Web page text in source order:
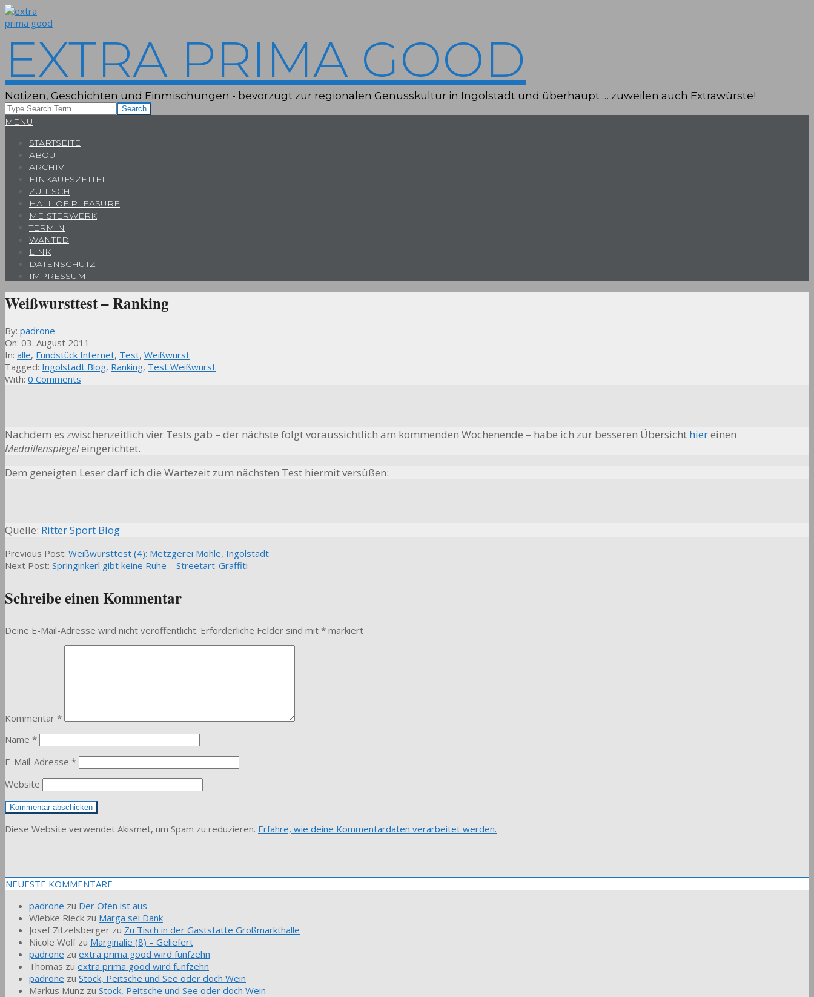
Skip
to
EXTRA PRIMA GOOD
Notizen, Geschichten und Einmischungen - bevorzugt zur regionalen Genusskultur in Ingolstadt und überhaupt … zuweilen auch Extrawürste!
Search
Primary
MENU
STARTSEITE
ABOUT
ARCHIV
EINKAUFSZETTEL
ZU TISCH
HALL OF PLEASURE
MEISTERWERK
TERMIN
WANTED
LINK
DATENSCHUTZ
IMPRESSUM
Weißwursttest – Ranking
By: padrone
On: 03. August 2011
In: alle, Fundstück Internet, Test, Weißwurst
Tagged: Ingolstadt Blog, Ranking, Test Weißwurst
With: 0 Comments
Nachdem es zwischenzeitlich vier Tests gab – der nächste folgt voraussichtlich am kommenden Wochenende – habe ich zur besseren Übersicht hiereinen
Medaillenspiegeleingerichtet.
Dem geneigten Leser darf ich die Wartezeit zum nächsten Test hiermit versüßen:
Quelle: Ritter Sport Blog
2011-
08-
Previous Post: Weißwursttest (4): Metzgerei Möhle, Ingolstadt
Next Post: Springinkerl gibt keine Ruhe – Streetart-Graffiti
Schreibe einen Kommentar
Deine E-Mail-Adresse wird nicht veröffentlicht. Erforderliche Felder sind mit * markiert
Kommentar *
Name *
E-Mail-Adresse *
Website
Diese Website verwendet Akismet, um Spam zu reduzieren. Erfahre, wie deine Kommentardaten verarbeitet werden.
NEUESTE KOMMENTARE
padrone zu Der Ofen ist aus
Wiebke Rieck zu Marga sei Dank
Josef Zitzelsberger zu Zu Tisch in der Gaststätte Großmarkthalle
Nicole Wolfzu Marginalie (8) – Geliefert
padrone zu extra prima good wird fünfzehn
Thomas zu extra prima good wird fünfzehn
padrone zu Stock, Peitsche und See oder doch Wein
Markus Munz zu Stock, Peitsche und See oder doch Wein